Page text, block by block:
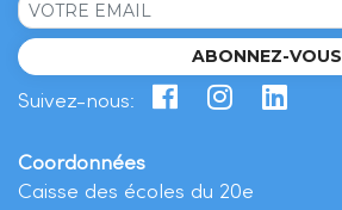
ABONNEZ-VOUS
Suivez-nous:
Coordonnées
Caisse des écoles du 20e